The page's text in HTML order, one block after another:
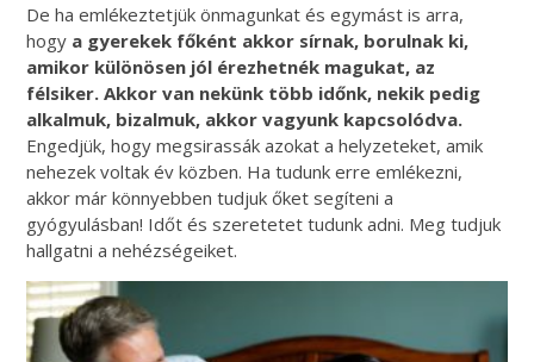
De ha emlékeztetjük önmagunkat és egymást is arra,
hogy a gyerekek főként akkor sírnak, borulnak ki,
amikor különösen jól érezhetnék magukat, az
félsiker. Akkor van nekünk több időnk, nekik pedig
alkalmuk, bizalmuk, akkor vagyunk kapcsolódva.
Engedjük, hogy megsirassák azokat a helyzeteket, amik
nehezek voltak év közben. Ha tudunk erre emlékezni,
akkor már könnyebben tudjuk őket segíteni a
gyógyulásban! Időt és szeretetet tudunk adni. Meg tudjuk
hallgatni a nehézségeiket.